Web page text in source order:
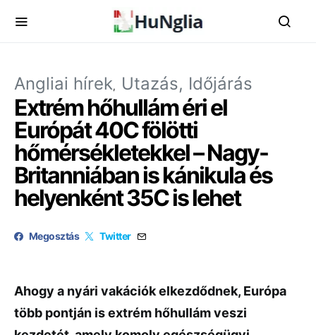
Angliai hírek Utazás, Időjárás
Extrém hőhullám éri el
Európát 40C fölötti
hőmérsékletekkel – Nagy-
Britanniában is kánikula és
helyenként 35C is lehet
Megosztás Twitter
Ahogy a nyári vakációk elkezdődnek, Európa
több pontján is extrém hőhullám veszi